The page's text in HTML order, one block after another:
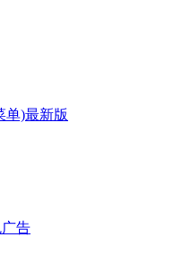
单)最新版
告